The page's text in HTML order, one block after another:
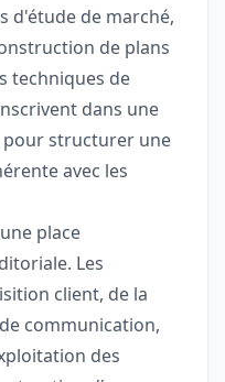
d'étude de marché,
de plans
techniques de
dans une
pour structurer une
avec les
place
Les
client, de la
communication,
des